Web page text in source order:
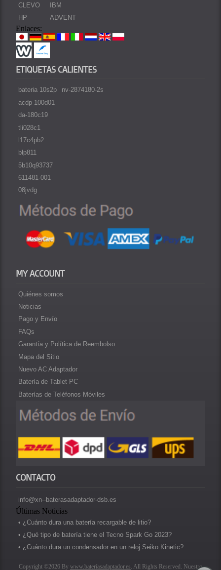
CLEVO
HP
IBM
ADVENT
Enlaces:
ETIQUETAS CALIENTES
bateria 10s2p
acdp-100d01
da-180c19
tli028c1
l17c4pb2
blp811
5b10q93737
611481-001
08jvdg
nv-2874180-2s
MY ACCOUNT
Quiénes somos
Noticias
Pago y Envío
FAQs
Garantía y Política de Reembolso
Mapa del Sitio
Nuevo AC Adaptador
Batería de Tablet PC
Baterías de Teléfonos Móviles
CONTACTO
info@xn--baterasadaptador-dsb.es
Últimas Noticias
• ¿Cuánto dura una batería recargable de litio?
• ¿Qué tipo de batería tiene el Tecno Spark Go 2023?
• ¿Cuánto dura un condensador en un reloj Seiko Kinetic?
Copyright ©2026 By www.bateríasadaptador.es . All Rights Reserved. Nuestro